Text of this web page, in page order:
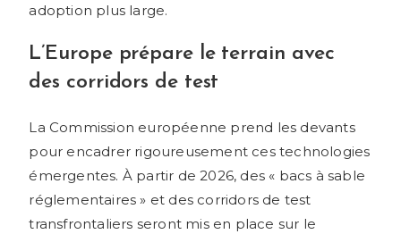
adoption plus large.
L’Europe prépare le terrain avec
des corridors de test
La Commission européenne prend les devants
pour encadrer rigoureusement ces technologies
émergentes. À partir de 2026, des « bacs à sable
réglementaires » et des corridors de test
transfrontaliers seront mis en place sur le